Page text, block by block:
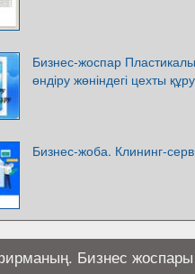
Бизнес-жоспар
өндіру жөніндегі цехты құру
Бизнес-жоба. Клининг-
Бизнес жоспары